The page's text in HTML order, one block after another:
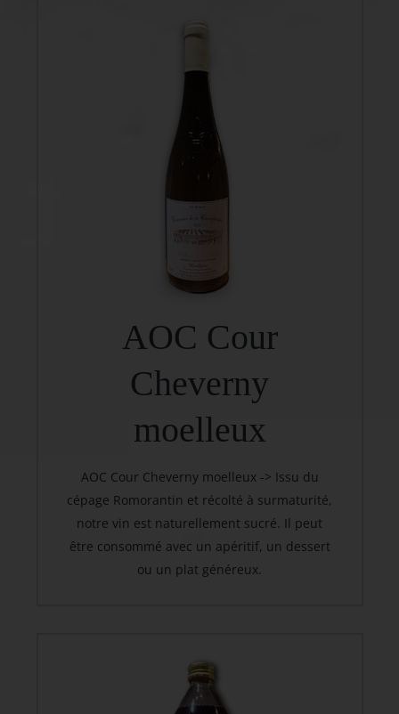
AOC Cour
Cheverny
moelleux
AOC Cour Cheverny moelleux -> Issu du
cépage Romorantin et récolté à surmaturité,
notre vin est naturellement sucré. Il peut
être consommé avec un apéritif, un dessert
ou un plat généreux.